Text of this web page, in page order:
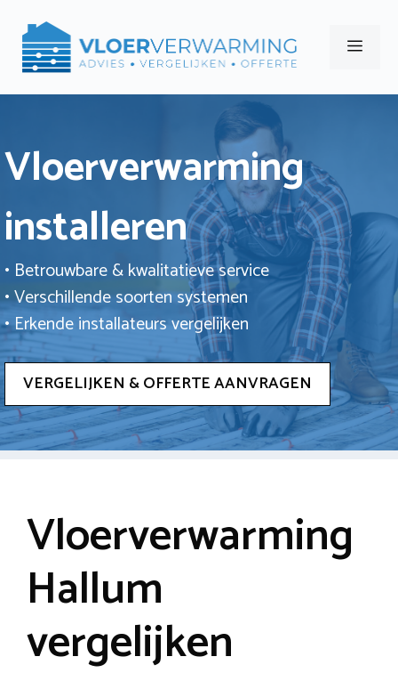
naar
Menu
Vloerverwarming
installeren
• Betrouwbare & kwalitatieve service
• Verschillende soorten systemen
• Erkende installateurs vergelijken
VERGELIJKEN & OFFERTE AANVRAGEN
Vloerverwarming
Hallum
vergelijken